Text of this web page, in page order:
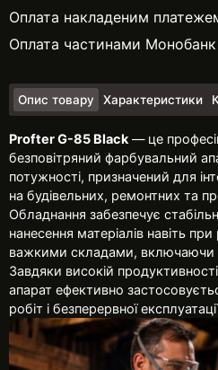
Оплата накладеним
Оплата частинами Монобанк
Опис товару Характеристики
Profter G-85 Black — це
безповітряний фарбувальний
потужності, призначений для
на будівельних, ремонтних та
Обладнання забезпечує
нанесення матеріалів навіть
важкими складами, включаючи
Завдяки високій
апарат ефективно
робіт і безперервної